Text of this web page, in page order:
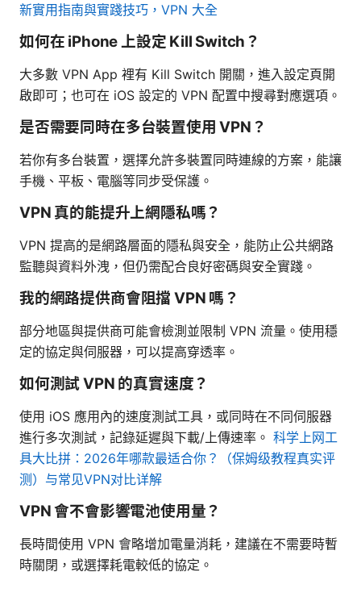
新實用指南與實踐技巧，VPN 大全
如何在 iPhone 上設定 Kill Switch？
大多數 VPN App 裡有 Kill Switch 開關，進入設定頁開
啟即可；也可在 iOS 設定的 VPN 配置中搜尋對應選項。
是否需要同時在多台裝置使用 VPN？
若你有多台裝置，選擇允許多裝置同時連線的方案，能讓
手機、平板、電腦等同步受保護。
VPN 真的能提升上網隱私嗎？
VPN 提高的是網路層面的隱私與安全，能防止公共網路
監聽與資料外洩，但仍需配合良好密碼與安全實踐。
我的網路提供商會阻擋 VPN 嗎？
部分地區與提供商可能會檢測並限制 VPN 流量。使用穩
定的協定與伺服器，可以提高穿透率。
如何測試 VPN 的真實速度？
使用 iOS 應用內的速度測試工具，或同時在不同伺服器
進行多次測試，記錄延遲與下載/上傳速率。 科学上网工
具大比拼：2026年哪款最适合你？（保姆级教程真实评
测）与常见VPN对比详解
VPN 會不會影響電池使用量？
長時間使用 VPN 會略增加電量消耗，建議在不需要時暫
時關閉，或選擇耗電較低的協定。